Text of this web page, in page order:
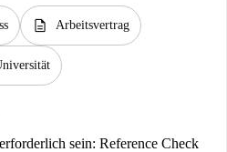
description Arbeitsvertrag
sein: Reference Check